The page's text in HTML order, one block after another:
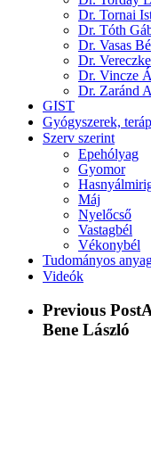
Dr. Tornai
Dr. Tóth
Dr. Vasas
Dr.
Dr. Vincze
Dr. Zaránd
GIST
Gyógyszerek,
Szerv szerint
Epehólyag
Gyomor
Máj
Nyelőcső
Vastagbél
Vékonybél
Tudományos
Videók
Previous Post
Bene László